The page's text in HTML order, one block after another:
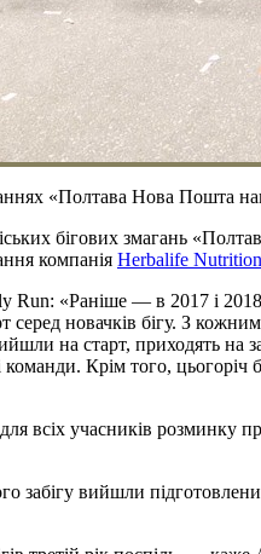
«Полтава Нова Пошта
бігових змагань
компанія Herbalife Nutrition
Run: «Раніше — в 2017 і
новачків бігу. З
на старт, приходять на
команди. Крім того,
всіх учасників
забігу вийшли